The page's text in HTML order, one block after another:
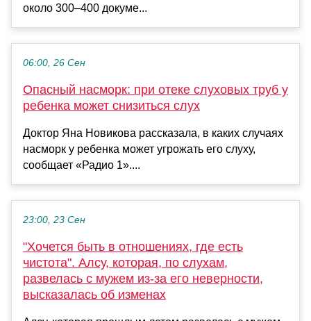
около 300–400 докуме...
06:00, 26 Сен
Опасный насморк: при отеке слуховых труб у
ребенка может снизиться слух
Доктор Яна Новикова рассказала, в каких случаях
насморк у ребенка может угрожать его слуху,
сообщает «Радио 1»....
23:00, 23 Сен
"Хочется быть в отношениях, где есть
чистота". Алсу, которая, по слухам,
развелась с мужем из-за его неверности,
высказалась об изменах